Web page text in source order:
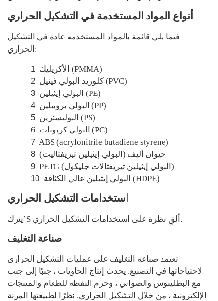
أنواع المواد المستخدمة في التشكيل الحراري
فيما يلي قائمة بالمواد المستخدمة عادة في التشكيل
الحراري:
1
الأكريليك (PMMA)
2
كلوريد البولي فينيل (PVC)
3
البولي إيثيلين (PE)
4
البولي بروبيلين (PP)
5
البوليسترين (PS)
6
البولي كربونات (PC)
7 ABS (acrylonitrile butadiene styrene)
8 حيوان أليف (البولي إيثيلين تيريفثاليت)
9
PETG (البولي إيثيلين تيريفثالات جليكول)
10
البولي إيثيلين عالي الكثافة (HDPE)
استخدامات التشكيل الحراري
يترك’S ألقِ نظرة على استخدامات التشكيل الحراري.
صناعة التغليف
تعتمد صناعة التغليف على عمليات التشكيل الحراري
لاحتياجاتها في التصنيع. يحدث إنتاج الحاويات ، جنبًا إلى جنب
مع البطلينوس والصواني ، وحزم النفطة للطعام والمنتجات
الإلكترونية ، من خلال التشكيل الحراري. نظرًا لطبيعتها المرنة